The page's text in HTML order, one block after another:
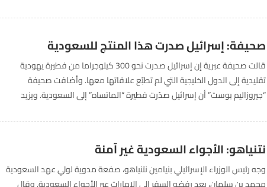
صحيفة: إسرائيل صدرت هذا المنتج للسعودية
قالت صحيفة عبرية إن إسرائيل صدرت نحو 300 كيلوجراما من فطيرة يهودية
تقليدية إلى الدول الخليجية التي لم تطبّع علاقاتها معها. وأضافت صحيفة
“جيروزاليم بوست” أن إسرائيل صدّرت فطيرة “الماتساه” إلى السعودية. ويزيد
نتنياهو: الأجواء السعودية غير آمنة
وجه رئيس الوزراء الإسرائيلي بنيامين نتنياهو، صفعة مدوية لولي عهد السعودية
محمد بن سلمان، بعد رفضه السفر إلى الإمارات عبر الأجواء السعودية. وقال